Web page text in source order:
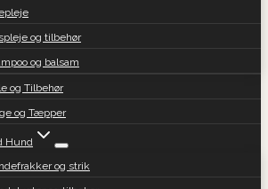
og tilbehør
og balsam
og Tilbehør
og Tæpper
Hund
og strik